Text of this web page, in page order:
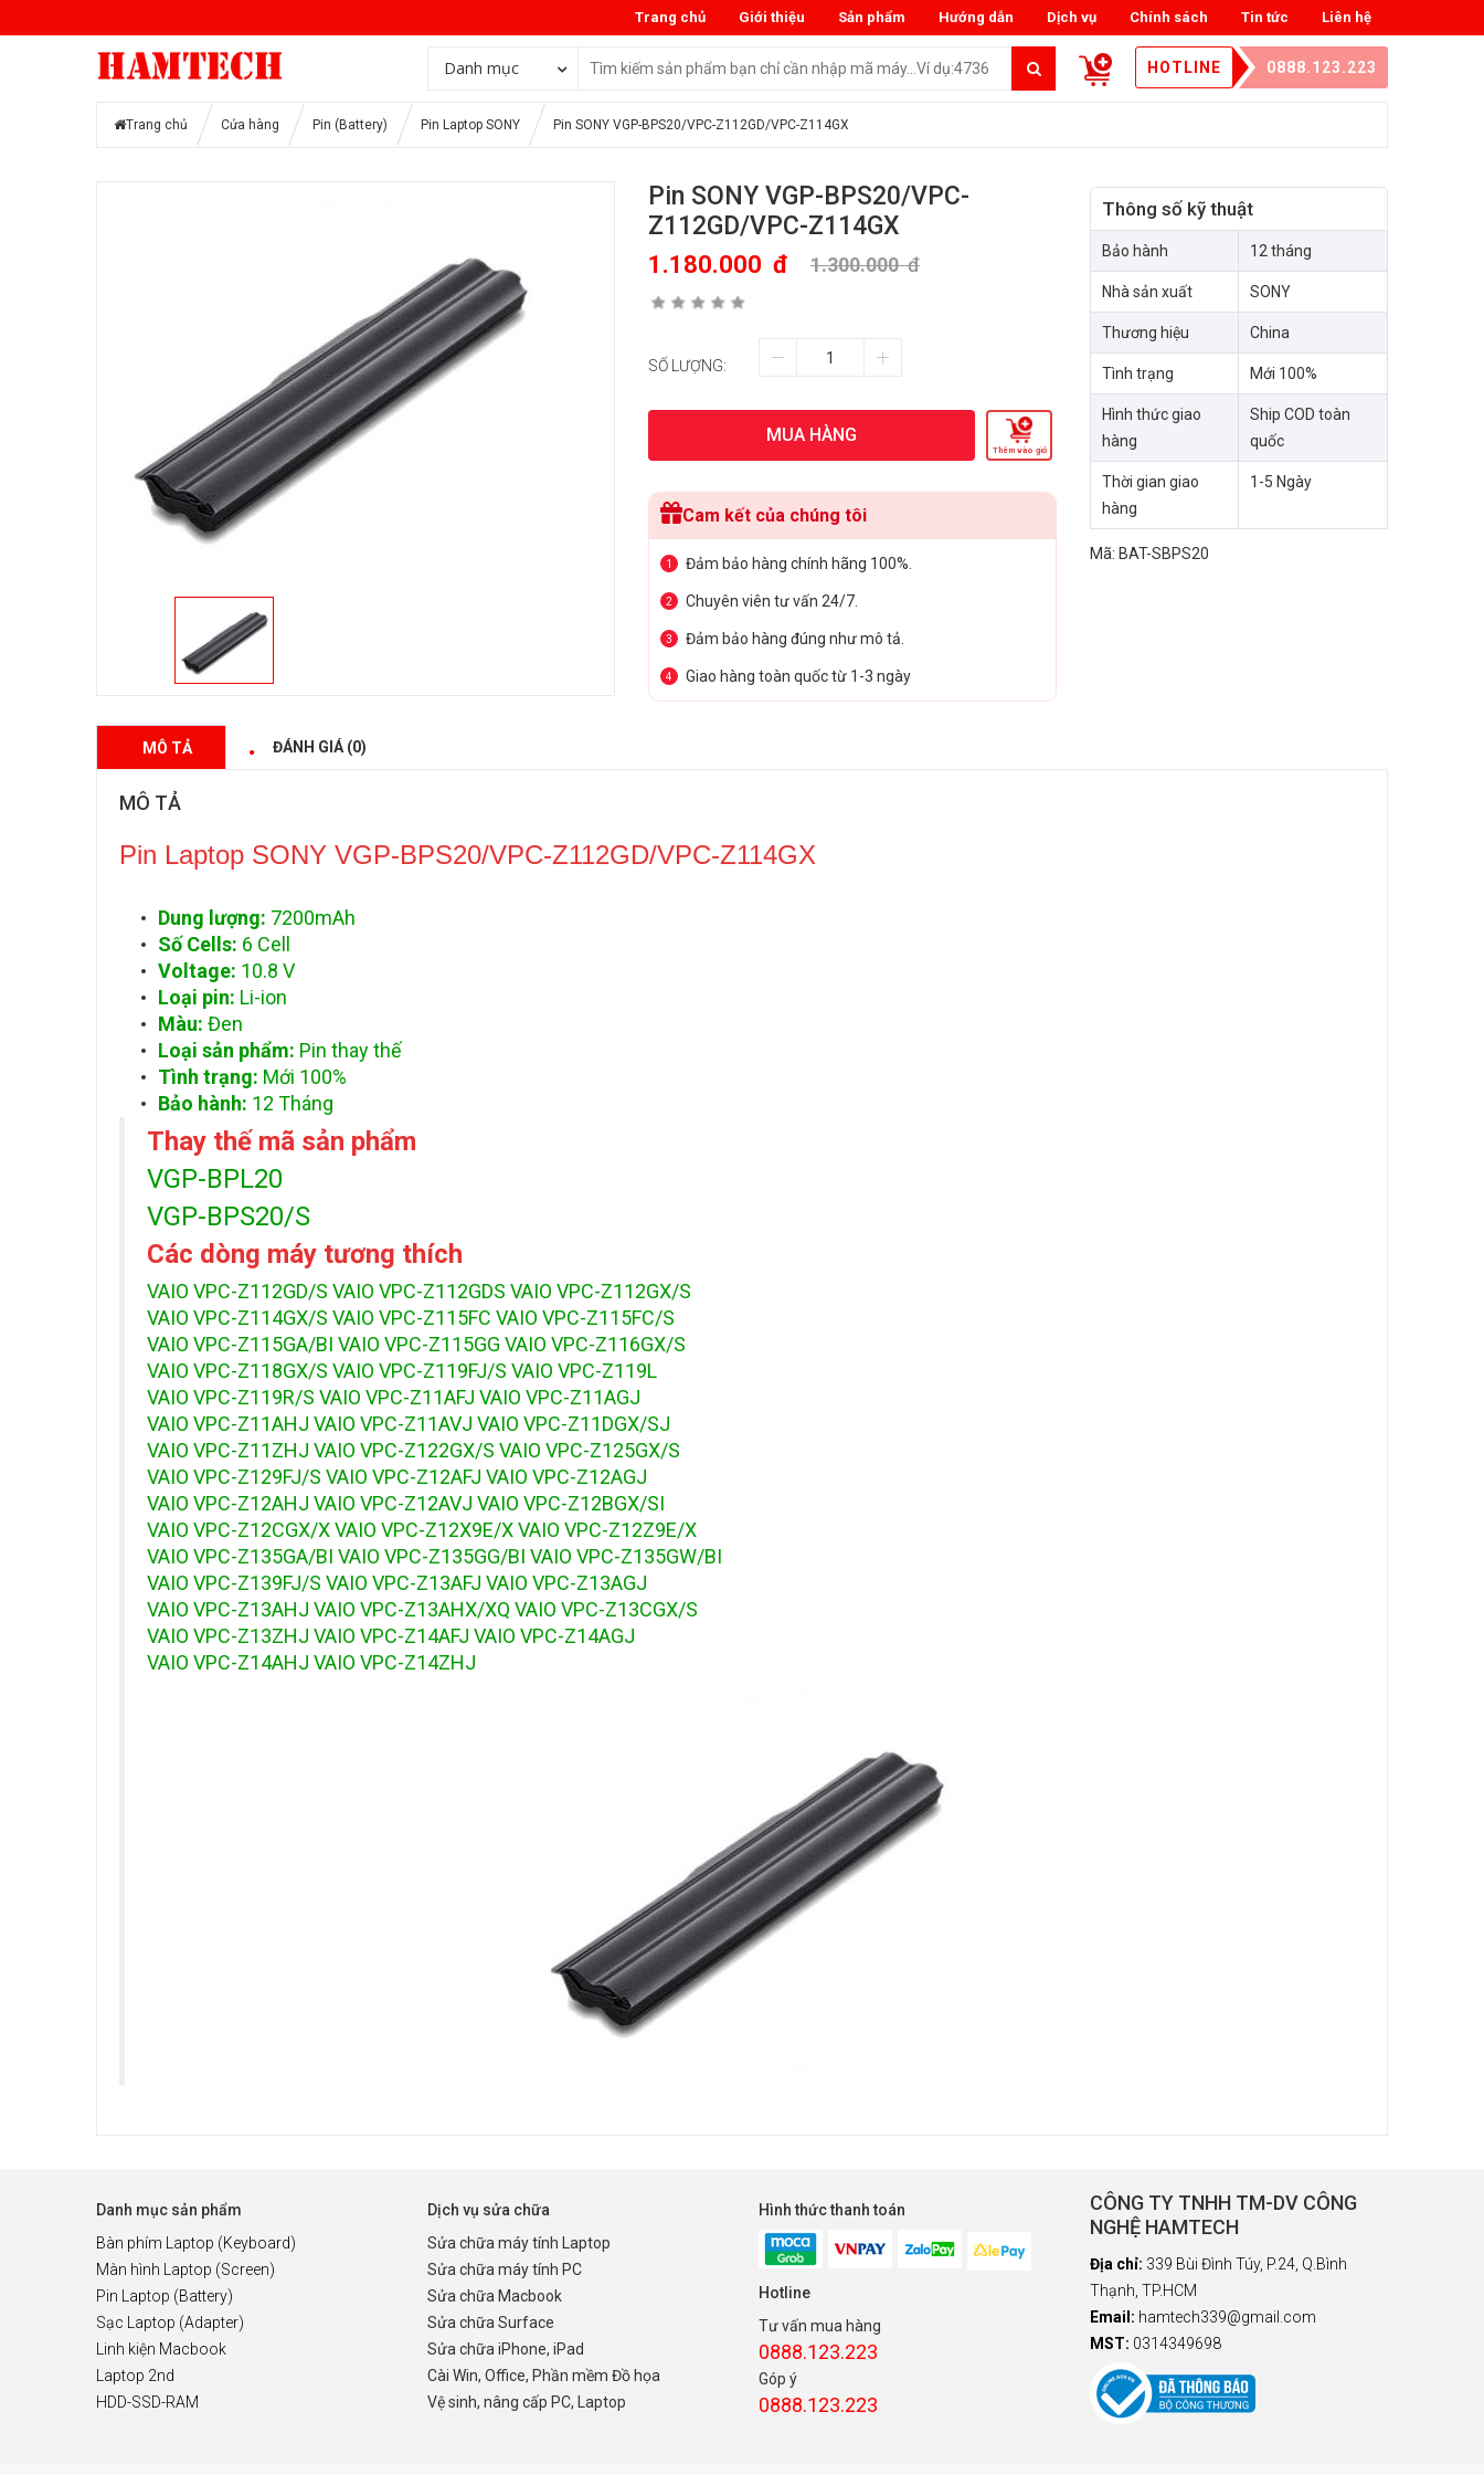
Liên hệ
Tin tức
Chính sách
Dịch vụ
Hướng dẫn
Sản phẩm
Giới thiệu
Trang chủ
Danh mục HOTLINE 0888.123.223
Trang chủ Cửa hàng Pin (Battery) Pin Laptop SONY Pin SONY VGP-BPS20/VPC-Z112GD/VPC-Z114GX
Pin SONY VGP-BPS20/VPC-
Z112GD/VPC-Z114GX
1.180.000 đ 1.300.000đ
SỐ LƯỢNG:
MUA HÀNG
Thêm vào giỏ
Cam kết của chúng tôi
1 Đảm bảo hàng chính hãng 100%.
2 Chuyên viên tư vấn 24/7.
3 Đảm bảo hàng đúng như mô tả.
4 Giao hàng toàn quốc từ 1-3 ngày
Thông số kỹ thuật
Bảo hành 12 tháng
Nhà sản xuất SONY
Thương hiệu China
Tình trạng Mới 100%
Hình thức giao
hàng
Ship COD toàn
quốc
Thời gian giao
hàng
1-5 Ngày
Mã: BAT-SBPS20
MÔ TẢ ĐÁNH GIÁ (0)
MÔ TẢ
Pin Laptop SONY VGP-BPS20/VPC-Z112GD/VPC-Z114GX
Dung lượng: 7200mAh
Số Cells: 6 Cell
Voltage: 10.8 V
Loại pin: Li-ion
Màu: Đen
Loại sản phẩm: Pin thay thế
Tình trạng: Mới 100%
Bảo hành: 12 Tháng
Thay thế mã sản phẩm
VGP-BPL20
VGP-BPS20/S
Các dòng máy tương thích
VAIO VPC-Z112GD/S VAIO VPC-Z112GDS VAIO VPC-Z112GX/S
VAIO VPC-Z114GX/S VAIO VPC-Z115FC VAIO VPC-Z115FC/S
VAIO VPC-Z115GA/BI VAIO VPC-Z115GG VAIO VPC-Z116GX/S
VAIO VPC-Z118GX/S VAIO VPC-Z119FJ/S VAIO VPC-Z119L
VAIO VPC-Z119R/S VAIO VPC-Z11AFJ VAIO VPC-Z11AGJ
VAIO VPC-Z11AHJ VAIO VPC-Z11AVJ VAIO VPC-Z11DGX/SJ
VAIO VPC-Z11ZHJ VAIO VPC-Z122GX/S VAIO VPC-Z125GX/S
VAIO VPC-Z129FJ/S VAIO VPC-Z12AFJ VAIO VPC-Z12AGJ
VAIO VPC-Z12AHJ VAIO VPC-Z12AVJ VAIO VPC-Z12BGX/SI
VAIO VPC-Z12CGX/X VAIO VPC-Z12X9E/X VAIO VPC-Z12Z9E/X
VAIO VPC-Z135GA/BI VAIO VPC-Z135GG/BI VAIO VPC-Z135GW/BI
VAIO VPC-Z139FJ/S VAIO VPC-Z13AFJ VAIO VPC-Z13AGJ
VAIO VPC-Z13AHJ VAIO VPC-Z13AHX/XQ VAIO VPC-Z13CGX/S
VAIO VPC-Z13ZHJ VAIO VPC-Z14AFJ VAIO VPC-Z14AGJ
VAIO VPC-Z14AHJ VAIO VPC-Z14ZHJ
Danh mục sản phẩm
Bàn phím Laptop (Keyboard)
Màn hình Laptop (Screen)
Pin Laptop (Battery)
Sạc Laptop (Adapter)
Linh kiện Macbook
Laptop 2nd
HDD-SSD-RAM
Dịch vụ sửa chữa
Sửa chữa máy tính Laptop
Sửa chữa máy tính PC
Sửa chữa Macbook
Sửa chữa Surface
Sửa chữa iPhone, iPad
Cài Win, Office, Phần mềm Đồ họa
Vệ sinh, nâng cấp PC, Laptop
Hình thức thanh toán
Hotline
Tư vấn mua hàng
0888.123.223
Góp ý
0888.123.223
CÔNG TY TNHH TM-DV CÔNG
NGHỆ HAMTECH
Địa chỉ: 339 Bùi Đình Túy, P.24, Q.Bình
Thạnh, TP.HCM
Email: hamtech339@gmail.com
MST: 0314349698